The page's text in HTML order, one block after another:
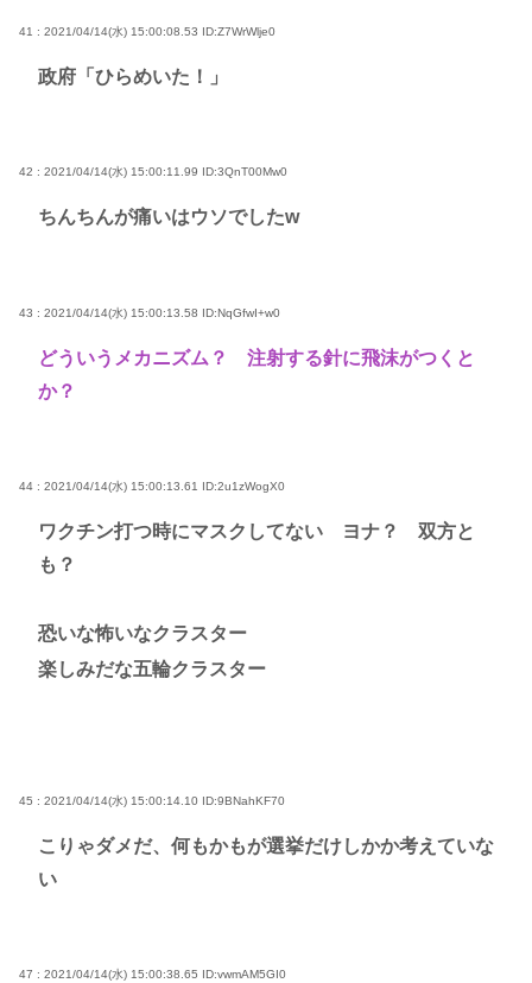
41 : 2021/04/14(水) 15:00:08.53 ID:Z7WrWlje0
政府「ひらめいた！」
42 : 2021/04/14(水) 15:00:11.99 ID:3QnT00Mw0
ちんちんが痛いはウソでしたw
43 : 2021/04/14(水) 15:00:13.58 ID:NqGfwI+w0
どういうメカニズム？ 注射する針に飛沫がつくと
か？
44 : 2021/04/14(水) 15:00:13.61 ID:2u1zWogX0
ワクチン打つ時にマスクしてない ヨナ？ 双方と
も？
恐いな怖いなクラスター
楽しみだな五輪クラスター
45 : 2021/04/14(水) 15:00:14.10 ID:9BNahKF70
こりゃダメだ、何もかもが選挙だけしかか考えていな
い
47 : 2021/04/14(水) 15:00:38.65 ID:vwmAM5GI0